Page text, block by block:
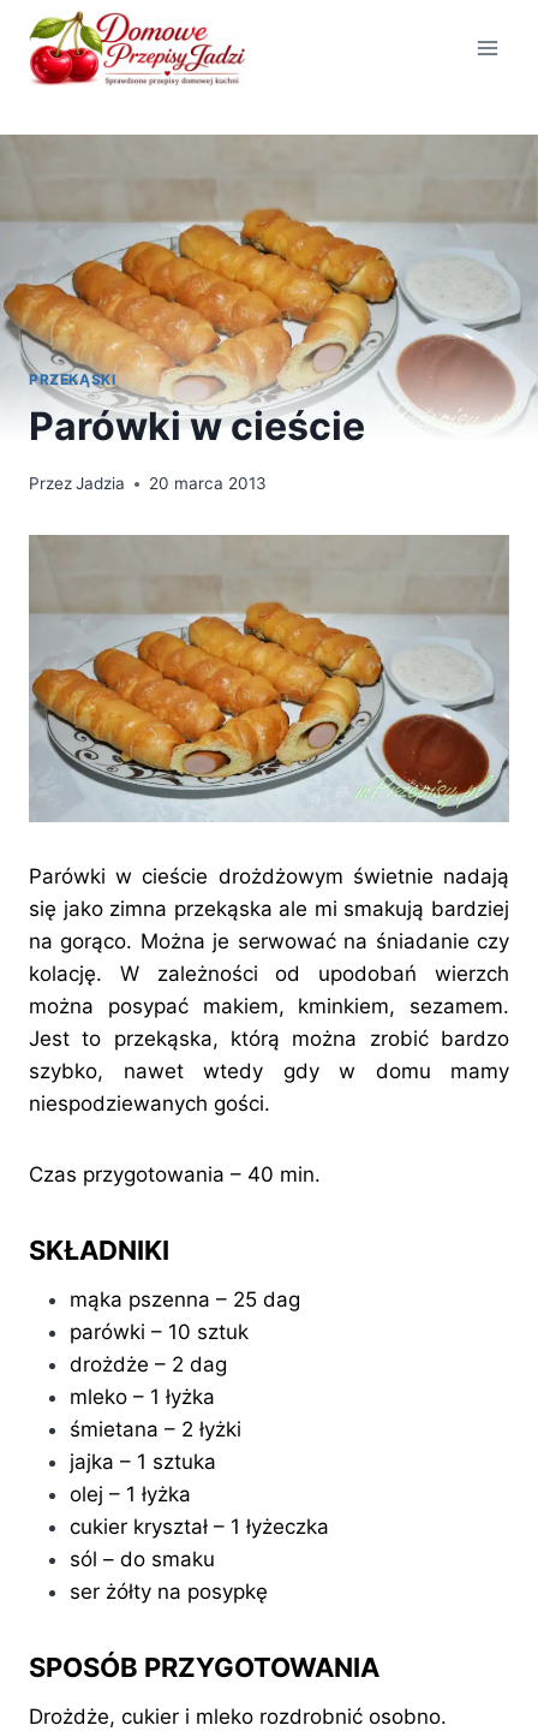
Przejdź
treści
PRZEKĄSKI
Parówki w cieście
PrzezJadzia 20 marca 2013
Parówki w cieście drożdżowym świetnie nadają
się jako zimna przekąska ale mi smakują bardziej
na gorąco. Można je serwować na śniadanie czy
kolację. W zależności od upodobań wierzch
można posypać makiem, kminkiem, sezamem.
Jest to przekąska, którą można zrobić bardzo
szybko, nawet wtedy gdy w domu mamy
niespodziewanych gości.
Czas przygotowania – 40 min.
SKŁADNIKI
mąka pszenna – 25 dag
parówki – 10 sztuk
drożdże – 2 dag
mleko – 1 łyżka
śmietana – 2 łyżki
jajka – 1 sztuka
olej – 1 łyżka
cukier kryształ – 1 łyżeczka
sól – do smaku
ser żółty na posypkę
SPOSÓB PRZYGOTOWANIA
Drożdże, cukier i mleko rozdrobnić osobno.